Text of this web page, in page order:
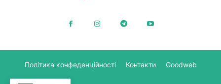
Політика конфеденційності Контакти Goodweb